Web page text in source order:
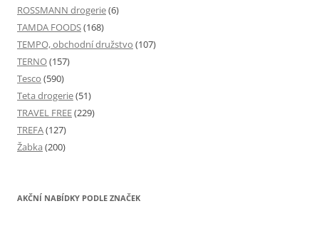
ROSSMANN drogerie(6)
TAMDA FOODS(168)
TEMPO, obchodní družstvo (107)
TERNO(157)
Tesco (590)
Teta drogerie(51)
TRAVEL FREE(229)
TREFA(127)
Žabka (200)
AKČNÍ NABÍDKY PODLE ZNAČEK